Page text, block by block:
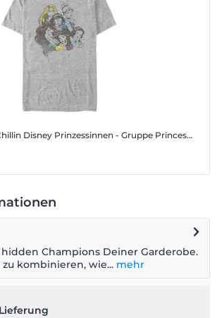
Disney Prinzessinnen - Gruppe Princess Chillin - Männer T-Shirt
Champions Deiner Garderobe.
kombinieren, wie... mehr